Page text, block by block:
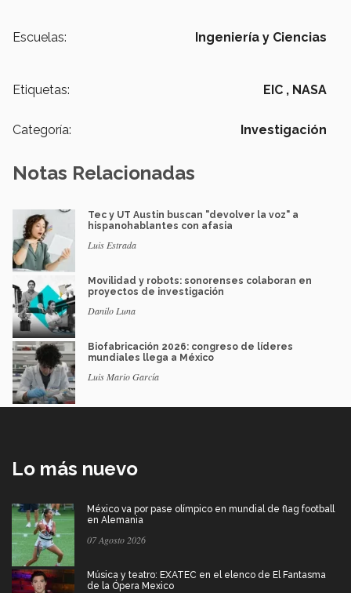
Escuelas: Ingeniería y Ciencias
Etiquetas: EIC , NASA
Categoría: Investigación
Notas Relacionadas
Tec y UT Austin buscan "devolver la voz" a
hispanohablantes con afasia
Luis Estrada
Movilidad y robots: sonorenses colaboran en
proyectos de investigación
Danilo Luna
Biofabricación 2026: congreso de líderes
mundiales llega a México
Luis Mario García
Lo más nuevo
México va por pase olímpico en mundial de flag football
en Alemania
07 Agosto 2026
Música y teatro: EXATEC en el elenco de El Fantasma
de la Ópera Mexico